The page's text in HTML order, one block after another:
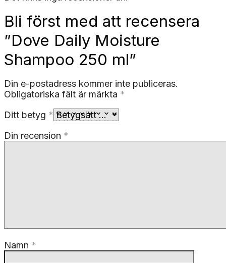
Bli först med att recensera
”Dove Daily Moisture
Shampoo 250 ml”
Din e-postadress kommer inte publiceras.
Obligatoriska fält är märkta *
Ditt betyg *
Din recension *
Namn *